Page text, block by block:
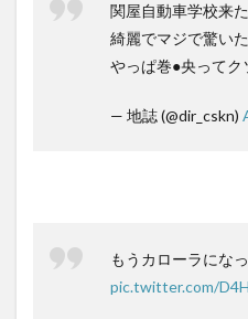
関屋自動車学校来
綺麗でマジで驚い
やっぱ巻●央ってク
— 地誌 (@dir_cskn)
もうカローラにな
pic.twitter.com/